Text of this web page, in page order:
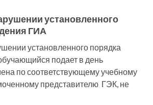
установленного
ГИА
установленного порядка
подает в день
по соответствующему учебному
представителю ГЭК, не